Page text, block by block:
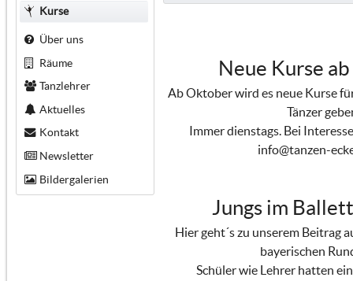
Kurse
Über uns
Räume
Tanzlehrer
Aktuelles
Kontakt
Newsletter
Bildergalerien
Neue Kurse
Ab Oktober wird es neue Kurse
Tänzer
Immer dienstags. Bei
info@tanzen-
Jungs im
Hier geht´s zu unserem Beitrag
bayerischen
Schüler wie Lehrer hatten